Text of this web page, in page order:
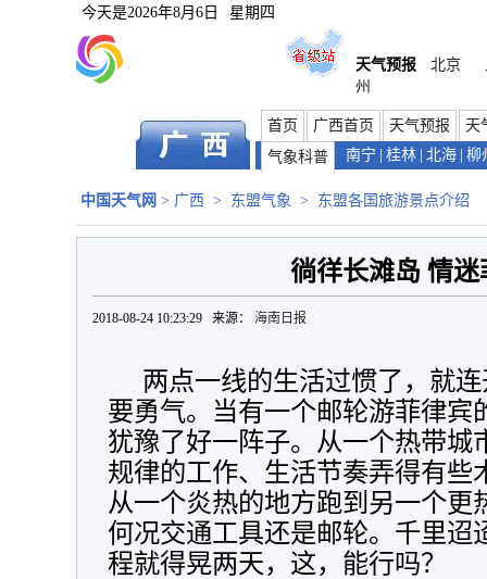
今天是2026年8月6日 星期四
天气预报 北京
州
首页 广西首页 天气预报
天
气象科普
南宁 桂林 北海 柳
中国天气网 > 广西 > 东盟气象 > 东盟各国旅游景点介绍
徜徉长滩岛 情迷
2018-08-24 10:23:29 来源： 海南日报
两点一线的生活过惯了，就
要勇气。当有一个邮轮游菲律宾
犹豫了好一阵子。从一个热带城
规律的工作、生活节奏弄得有些
从一个炎热的地方跑到另一个更
何况交通工具还是邮轮。千里迢
程就得晃两天，这，能行吗？